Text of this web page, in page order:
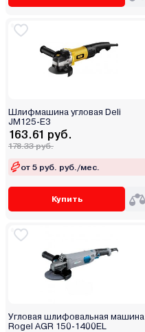
Шлифмашина угловая Deli
JM125-E3
163.61 руб.
178.33 руб.
от 5 руб. руб./мес.
Купить
Угловая шлифовальная машина
Rogel AGR 150-1400EL